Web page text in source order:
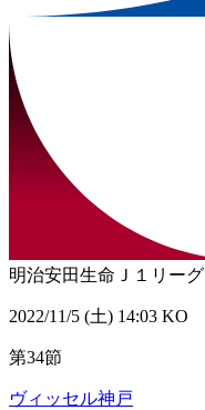
明治安田生命Ｊ１リーグ
2022/11/5 (土) 14:03 KO
第34節
ヴィッセル神戸